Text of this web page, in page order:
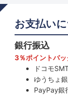
お支払い
銀行振込
3％ポイントバッ
ドコモ
ゆうちょ
PayPay銀